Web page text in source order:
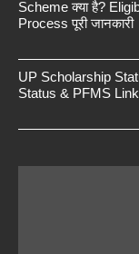
Scheme क्या है?
Process पूरी जानकारी
UP Scholarship
Status & PFMS Link